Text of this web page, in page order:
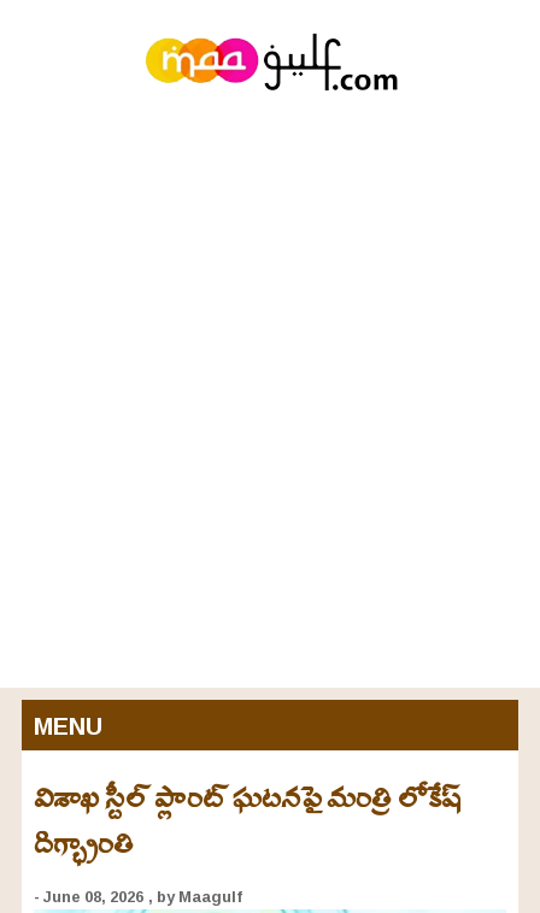
MENU
విశాఖ స్టీల్ ప్లాంట్ ఘటనపై మంత్రి లోకేష్
దిగ్భ్రాంతి
- June 08, 2026 , by Maagulf